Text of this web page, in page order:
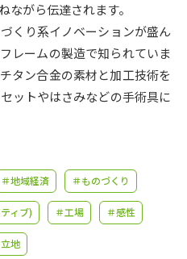
テレメール全国一斉進学調査
学問分野解説
ながら伝達されます。
くり系イノベーションが盛ん
レームの製造で知られていま
タン合金の素材と加工技術を
ットやはさみなどの手術具に
＃地域経済 ＃ものづくり
ィブ) ＃工場 ＃感性
地